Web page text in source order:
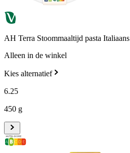
AH Terra Stoommaaltijd pasta Italiaans
Alleen in de winkel
Kies alternatief
6.25
450 g